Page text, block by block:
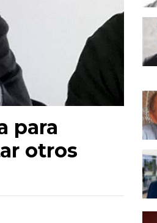
para
otros